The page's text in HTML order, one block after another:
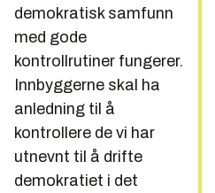
demokratisk samfunn
med gode
kontrollrutiner fungerer.
Innbyggerne skal ha
anledning til å
kontrollere de vi har
utnevnt til å drifte
demokratiet i det